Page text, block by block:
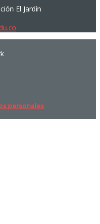
El Jardín
personales